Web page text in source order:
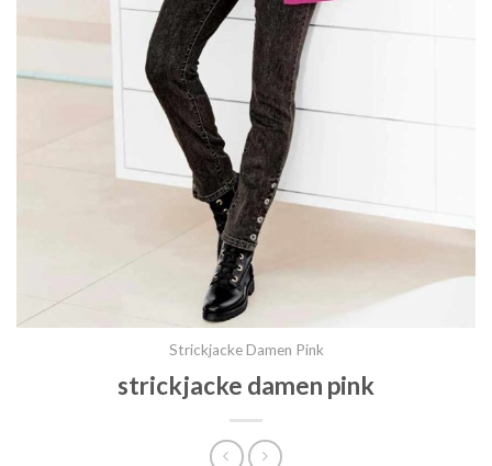
Strickjacke Damen Pink
strickjacke damen pink